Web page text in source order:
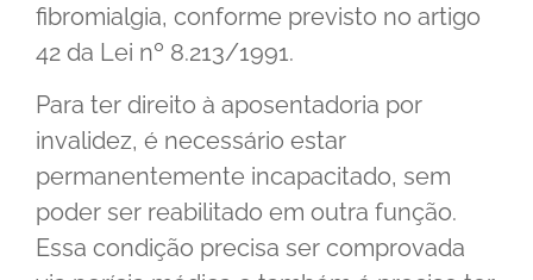
fibromialgia, conforme previsto no artigo
42 da Lei nº 8.213/1991.
Para ter direito à aposentadoria por
invalidez, é necessário estar
permanentemente incapacitado, sem
poder ser reabilitado em outra função.
Essa condição precisa ser comprovada